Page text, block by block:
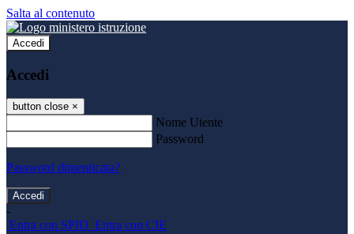
Salta al contenuto
Accedi
Accedi
button close ×
Nome Utente
Password
Password dimenticata?
-
Entra con SPID Entra con CIE